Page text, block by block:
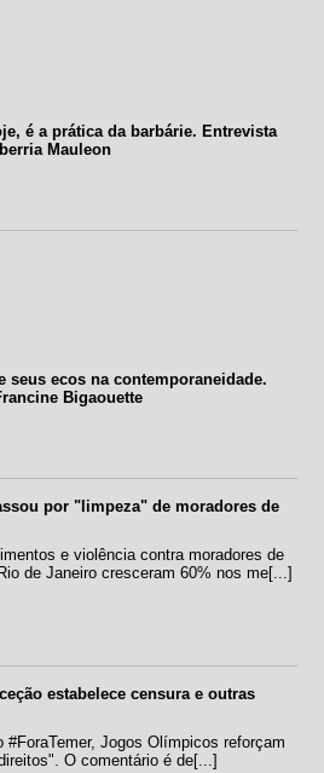
é a prática da barbárie. Entrevista
Mauleon
seus ecos na contemporaneidade.
Bigaouette
por "limpeza" de moradores de
e violência contra moradores de
de Janeiro cresceram 60% nos me[...]
estabelece censura e outras
#ForaTemer, Jogos Olímpicos reforçam
O comentário é de[...]